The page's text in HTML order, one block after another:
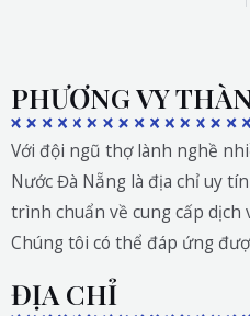
PHƯƠNG VY
Với đội ngũ thợ lành nghề
Nước Đà Nẵng là địa chỉ uy
trình chuẩn về cung cấp dịch
Chúng tôi có thể đáp ứng
ĐỊA CHỈ